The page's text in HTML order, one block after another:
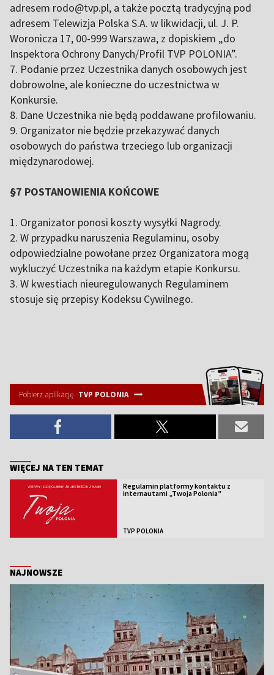
adresem rodo@tvp.pl, a także pocztą tradycyjną pod
adresem Telewizja Polska S.A. w likwidacji, ul. J. P.
Woronicza 17, 00-999 Warszawa, z dopiskiem „do
Inspektora Ochrony Danych/Profil TVP POLONIA”.
7. Podanie przez Uczestnika danych osobowych jest
dobrowolne, ale konieczne do uczestnictwa w
Konkursie.
8. Dane Uczestnika nie będą poddawane profilowaniu.
9. Organizator nie będzie przekazywać danych
osobowych do państwa trzeciego lub organizacji
międzynarodowej.
§7 POSTANOWIENIA KOŃCOWE
1. Organizator ponosi koszty wysyłki Nagrody.
2. W przypadku naruszenia Regulaminu, osoby
odpowiedzialne powołane przez Organizatora mogą
wykluczyć Uczestnika na każdym etapie Konkursu.
3. W kwestiach nieuregulowanych Regulaminem
stosuje się przepisy Kodeksu Cywilnego.
Pobierz aplikację TVP POLONIA
WIĘCEJ NA TEN TEMAT
Regulamin platformy kontaktu z
internautami „Twoja Polonia”
TVP POLONIA
NAJNOWSZE